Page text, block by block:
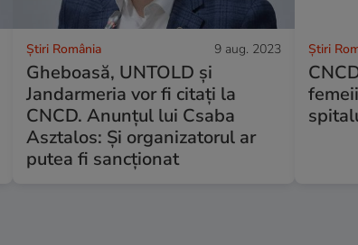
Știri România 9 aug. 2023
Gheboasă, UNTOLD și
Jandarmeria vor fi citați la
CNCD. Anunțul lui Csaba
Asztalos: Și organizatorul ar
putea fi sancționat
Știri